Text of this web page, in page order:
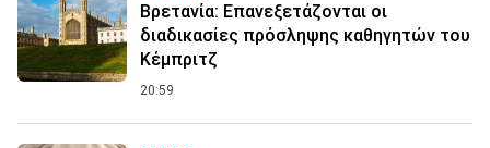
Βρετανία: Επανεξετάζονται οι
διαδικασίες πρόσληψης καθηγητών του
Κέμπριτζ
20:59